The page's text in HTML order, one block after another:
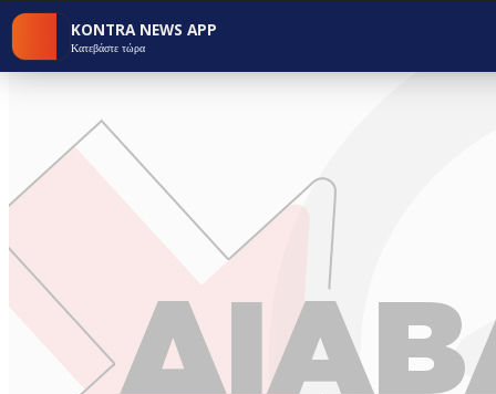
KONTRA NEWS APP
Κατεβάστε τώρα